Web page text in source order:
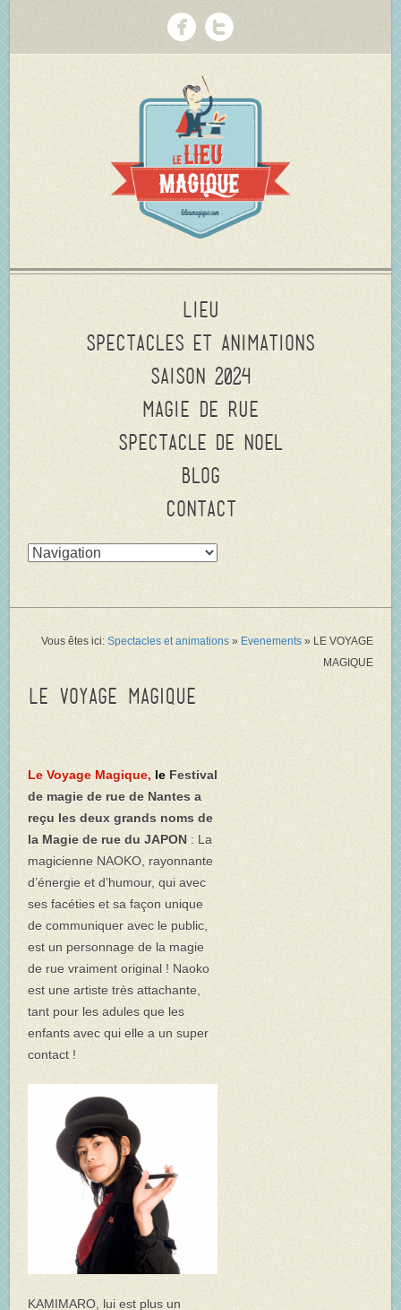
Lieu
Spectacles et animations
Saison 2024
Magie de rue
Spectacle de Noel
Blog
Contact
Vous êtes ici: Spectacles et animations» Evenements» LE VOYAGE
MAGIQUE
LE VOYAGE MAGIQUE
Le Voyage Magique, le Festival
de magie de rue de Nantes a
reçu les deux grands noms de
la Magie de rue du JAPON : La
magicienne NAOKO, rayonnante
d’énergie et d’humour, qui avec
ses facéties et sa façon unique
de communiquer avec le public,
est un personnage de la magie
de rue vraiment original ! Naoko
est une artiste très attachante,
tant pour les adules que les
enfants avec qui elle a un super
contact !
KAMIMARO, lui est plus un